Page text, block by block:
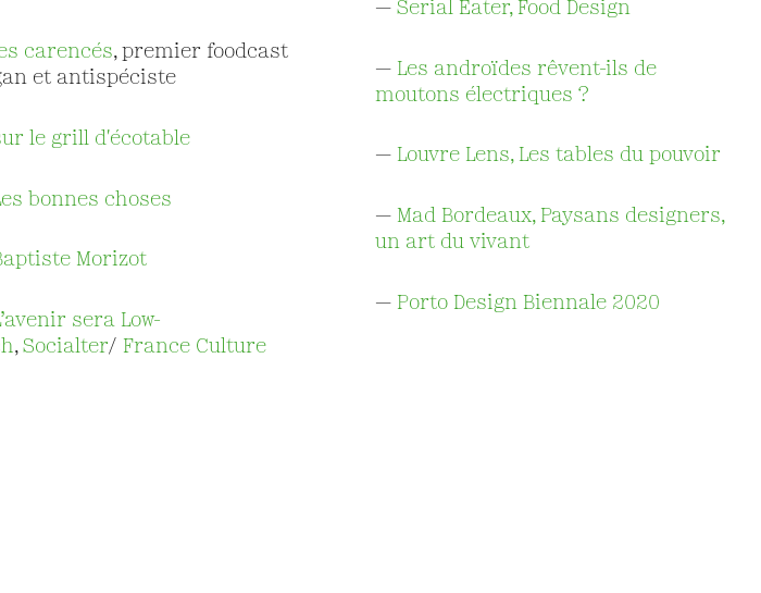
carencés, premier foodcast
et antispéciste
le grill d'écotable
Les bonnes choses
Morizot
sera Low-
, Socialter/ France Culture
—Serial Eater, Food Design
—
Les androïdes rêvent-ils de
moutons électriques ?
—Louvre Lens, Les tables du pouvoir
—Mad Bordeaux, Paysans designers,
un art du vivant
—Porto Design Biennale 2020